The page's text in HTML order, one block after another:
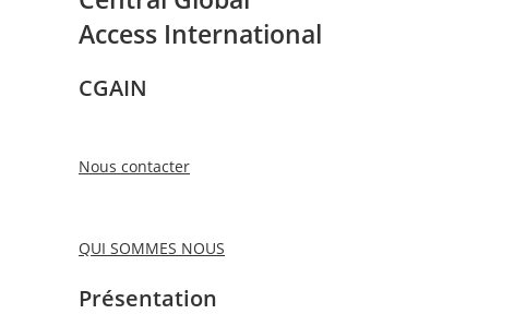
Access International
CGAIN
Nous contacter
QUI SOMMES NOUS
Présentation